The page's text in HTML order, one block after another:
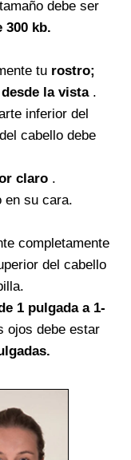
debe ser
300 kb.
tu rostro;
la vista.
inferior del
cabello debe
claro .
en su cara.
completamente
del cabello
1 pulgada a 1-
ojos debe estar